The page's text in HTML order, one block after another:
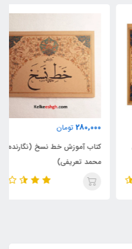
280,000 تومان
کتاب آموزش خط نسخ (نگارنده:
محمد تعریفی)